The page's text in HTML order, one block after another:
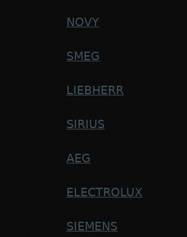
NOVY
SMEG
LIEBHERR
SIRIUS
AEG
ELECTROLUX
SIEMENS